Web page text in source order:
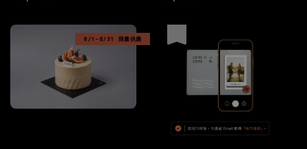
8/1-8/31 限量供應